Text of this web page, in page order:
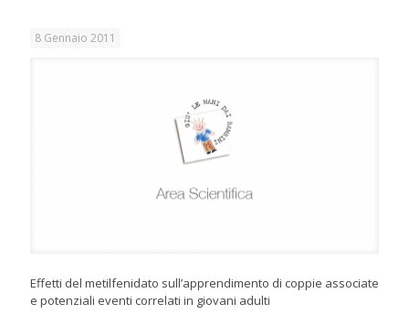
8 Gennaio 2011
Effetti del metilfenidato sull’apprendimento di coppie associate
e potenziali eventi correlati in giovani adulti